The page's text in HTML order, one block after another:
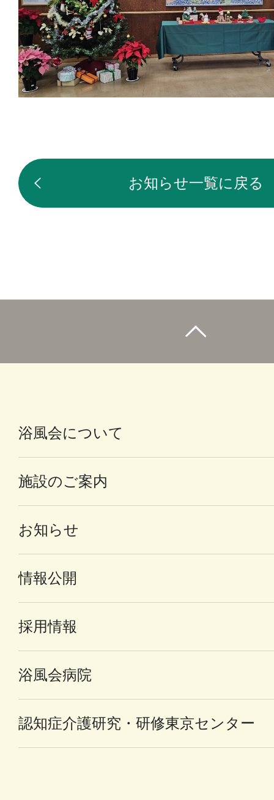
お知らせ一覧に戻る
浴風会について
施設のご案内
お知らせ
情報公開
採用情報
浴風会病院
認知症介護研究・研修東京センター